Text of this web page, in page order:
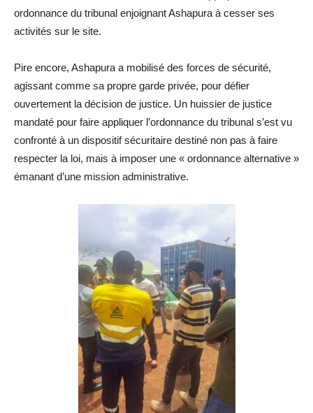
ordonnance du tribunal enjoignant Ashapura à cesser ses
activités sur le site.
Pire encore, Ashapura a mobilisé des forces de sécurité,
agissant comme sa propre garde privée, pour défier
ouvertement la décision de justice. Un huissier de justice
mandaté pour faire appliquer l’ordonnance du tribunal s’est vu
confronté à un dispositif sécuritaire destiné non pas à faire
respecter la loi, mais à imposer une « ordonnance alternative »
émanant d’une mission administrative.